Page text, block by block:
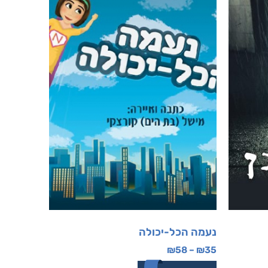
נעמה הכל-יכולה
₪35
–
₪58